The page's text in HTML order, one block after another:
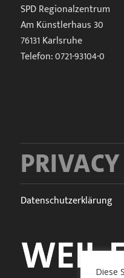
SPD Regionalzentrum
Am Künstlerhaus 30
76131 Karlsruhe
Telefon: 0721-93104-0
Privacy
Datenschutzerklärung
Diese